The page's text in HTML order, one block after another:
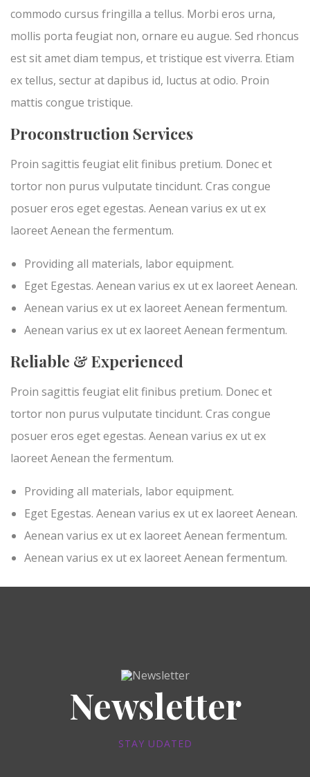
commodo cursus fringilla a tellus. Morbi eros urna,
mollis porta feugiat non, ornare eu augue. Sed rhoncus
est sit amet diam tempus, et tristique est viverra. Etiam
ex tellus, sectur at dapibus id, luctus at odio. Proin
mattis congue tristique.
Proconstruction Services
Proin sagittis feugiat elit finibus pretium. Donec et
tortor non purus vulputate tincidunt. Cras congue
posuer eros eget egestas. Aenean varius ex ut ex
laoreet Aenean the fermentum.
Providing all materials, labor equipment.
Eget Egestas. Aenean varius ex ut ex laoreet Aenean.
Aenean varius ex ut ex laoreet Aenean fermentum.
Aenean varius ex ut ex laoreet Aenean fermentum.
Reliable & Experienced
Proin sagittis feugiat elit finibus pretium. Donec et
tortor non purus vulputate tincidunt. Cras congue
posuer eros eget egestas. Aenean varius ex ut ex
laoreet Aenean the fermentum.
Providing all materials, labor equipment.
Eget Egestas. Aenean varius ex ut ex laoreet Aenean.
Aenean varius ex ut ex laoreet Aenean fermentum.
Aenean varius ex ut ex laoreet Aenean fermentum.
Newsletter
STAY UDATED